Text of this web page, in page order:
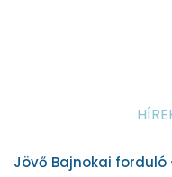
Jövő Bajnokai forduló